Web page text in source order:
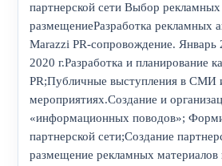
партнерской сети Выбор рекламных
размещениеРазработка рекламных
Marazzi PR-сопровождение. Январь
2020 г.Разработка и планирование
PR;Публичные выступления в СМИ
мероприятиях.Создание и
«информационных поводов»;
партнерской сети;Создание
размещение рекламных материалов